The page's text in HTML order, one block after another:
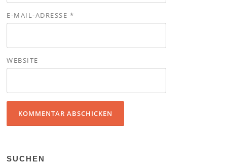
E-MAIL-ADRESSE *
WEBSITE
SUCHEN